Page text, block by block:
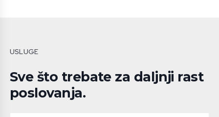
USLUGE
Sve što trebate za daljnji rast
poslovanja.